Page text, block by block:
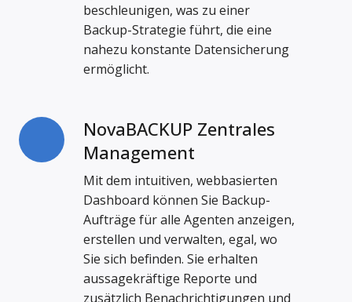
beschleunigen, was zu einer
Backup-Strategie führt, die eine
nahezu konstante Datensicherung
ermöglicht.
NovaBACKUP Zentrales
Management
Mit dem intuitiven, webbasierten
Dashboard können Sie Backup-
Aufträge für alle Agenten anzeigen,
erstellen und verwalten, egal, wo
Sie sich befinden. Sie erhalten
aussagekräftige Reporte und
zusätzlich Benachrichtigungen und
NovaBACKUP
Zentrales
Management